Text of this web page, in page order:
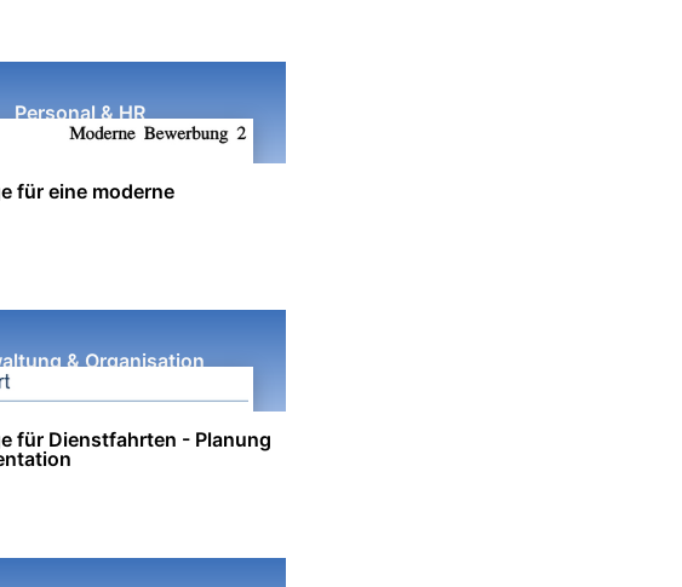
Personal & HR
für eine moderne
& Organisation
für Dienstfahrten - Planung